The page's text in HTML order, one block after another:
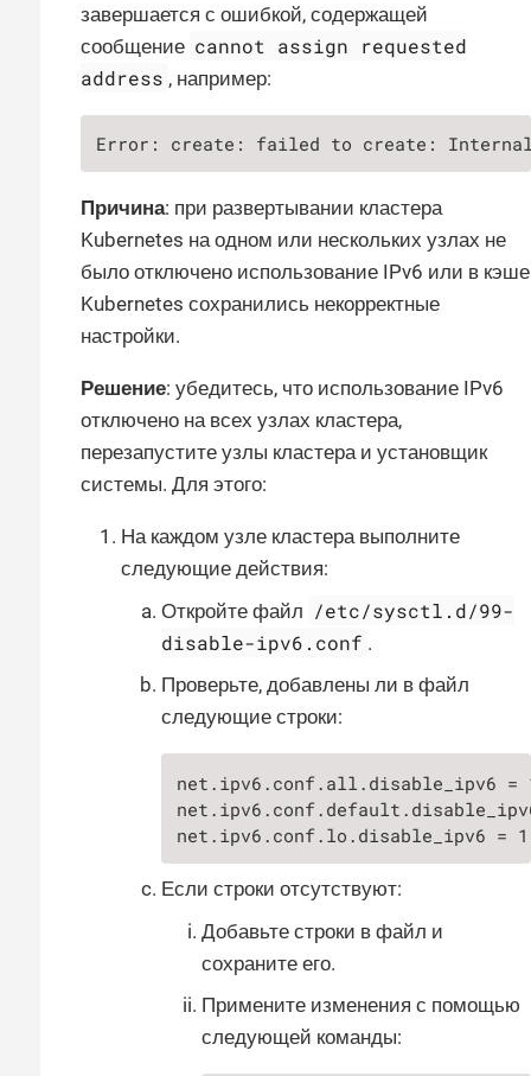
завершается с ошибкой, содержащей
сообщение cannot assign requested
address , например:
Error: create: failed to create: Internal
Причина: при развертывании кластера
Kubernetes на одном или нескольких узлах не
было отключено использование IPv6 или в кэше
Kubernetes сохранились некорректные
настройки.
Решение: убедитесь, что использование IPv6
отключено на всех узлах кластера,
перезапустите узлы кластера и установщик
системы. Для этого:
На каждом узле кластера выполните
следующие действия:
Откройте файл /etc/sysctl.d/99-
disable-ipv6.conf .
Проверьте, добавлены ли в файл
следующие строки:
net.ipv6.conf.all.disable_ipv6 =
net.ipv6.conf.lo.disable_ipv6 = 1
Если строки отсутствуют:
Добавьте строки в файл и
сохраните его.
Примените изменения с помощью
следующей команды: